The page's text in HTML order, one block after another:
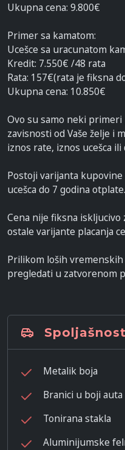
Ukupna cena: 9.800€
Primer sa kamatom:
Ucešce sa uracunatom
Kredit: 7.550€ /48 rata
Rata: 157€(rata je fiksna
Ukupna cena: 10.850€
Ovo su samo neki
zavisnosti od Vaše želje i
iznos rate, iznos ucešca
Postoji varijanta
ucešca do 7 godina otplate.
Cena nije fiksna iskljucivo
ostale varijante placanja
Prilikom loših vremenskih
pregledati u zatvorenom
Spoljašnost
Metalik boja
Branici u boji auta
Tonirana stakla
Aluminijumske